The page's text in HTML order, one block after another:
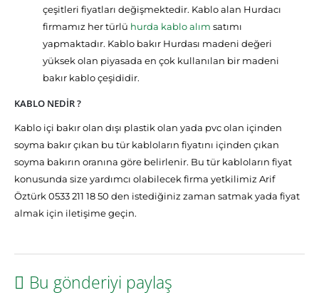
çeşitleri fiyatları değişmektedir. Kablo alan Hurdacı
firmamız her türlü hurda kablo alım satımı
yapmaktadır. Kablo bakır Hurdası madeni değeri
yüksek olan piyasada en çok kullanılan bir madeni
bakır kablo çeşididir.
KABLO NEDİR ?
Kablo içi bakır olan dışı plastik olan yada pvc olan içinden
soyma bakır çıkan bu tür kabloların fiyatını içinden çıkan
soyma bakırın oranına göre belirlenir. Bu tür kabloların fiyat
konusunda size yardımcı olabilecek firma yetkilimiz Arif
Öztürk 0533 211 18 50 den istediğiniz zaman satmak yada fiyat
almak için iletişime geçin.
Bu gönderiyi paylaş